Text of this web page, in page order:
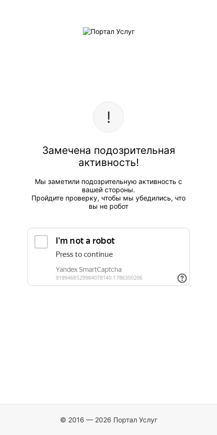
Замечена подозрительная
активность!
Мы заметили подозрительную активность с
вашей стороны.
Пройдите проверку, чтобы мы убедились, что
вы не робот
© 2016 — 2026 Портал Услуг